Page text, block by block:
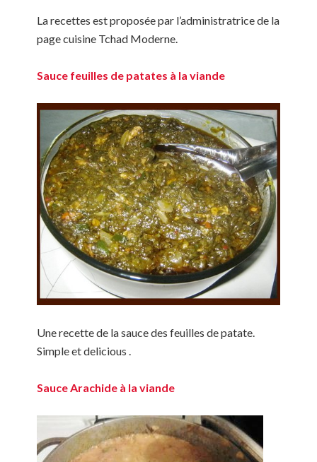
La recettes est proposée par l’administratrice de la
page cuisine Tchad Moderne.
Sauce feuilles de patates à la viande
Une recette de la sauce des feuilles de patate.
Simple et delicious .
Sauce Arachide à la viande